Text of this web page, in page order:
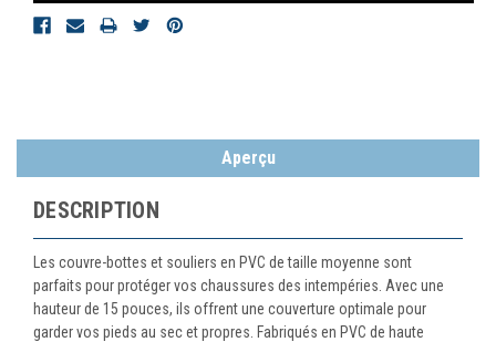
Aperçu
DESCRIPTION
Les couvre-bottes et souliers en PVC de taille moyenne sont
parfaits pour protéger vos chaussures des intempéries. Avec une
hauteur de 15 pouces, ils offrent une couverture optimale pour
garder vos pieds au sec et propres. Fabriqués en PVC de haute